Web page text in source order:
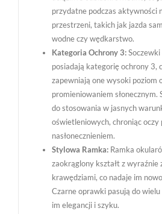
przydatne podczas aktywności
przestrzeni, takich jak jazda
wodne czy wędkarstwo.
Kategoria Ochrony 3:
posiadają kategorię ochrony 3,
zapewniają one wysoki poziom
promieniowaniem słonecznym.
do stosowania w jasnych
oświetleniowych, chroniąc oczy
nasłonecznieniem.
Stylowa Ramka: Ramka
zaokrąglony kształt z wyraźnie
krawędziami, co nadaje im
Czarne oprawki pasują do
im elegancji i szyku.